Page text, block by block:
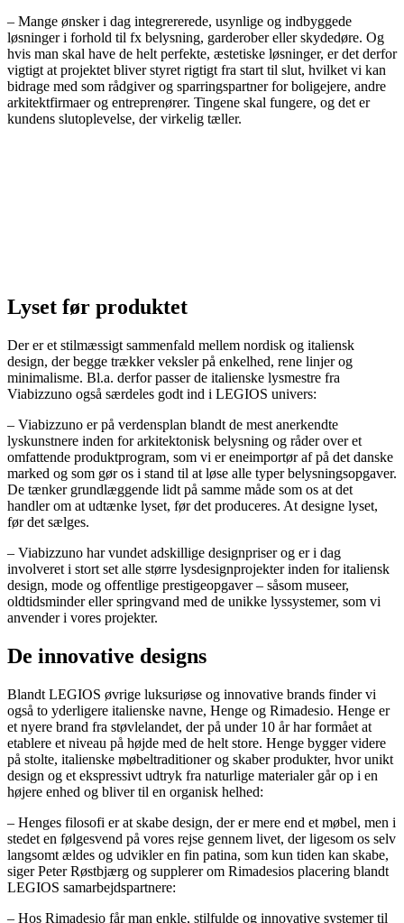
– Mange ønsker i dag integrererede, usynlige og indbyggede
løsninger i forhold til fx belysning, garderober eller skydedøre. Og
hvis man skal have de helt perfekte, æstetiske løsninger, er det derfor
vigtigt at projektet bliver styret rigtigt fra start til slut, hvilket vi kan
bidrage med som rådgiver og sparringspartner for boligejere, andre
arkitektfirmaer og entreprenører. Tingene skal fungere, og det er
kundens slutoplevelse, der virkelig tæller.
Lyset før produktet
Der er et stilmæssigt sammenfald mellem nordisk og italiensk
design, der begge trækker veksler på enkelhed, rene linjer og
minimalisme. Bl.a. derfor passer de italienske lysmestre fra
Viabizzuno også særdeles godt ind i LEGIOS univers:
– Viabizzuno er på verdensplan blandt de mest anerkendte
lyskunstnere inden for arkitektonisk belysning og råder over et
omfattende produktprogram, som vi er eneimportør af på det danske
marked og som gør os i stand til at løse alle typer belysningsopgaver.
De tænker grundlæggende lidt på samme måde som os at det
handler om at udtænke lyset, før det produceres. At designe lyset,
før det sælges.
– Viabizzuno har vundet adskillige designpriser og er i dag
involveret i stort set alle større lysdesignprojekter inden for italiensk
design, mode og offentlige prestigeopgaver – såsom museer,
oldtidsminder eller springvand med de unikke lyssystemer, som vi
anvender i vores projekter.
De innovative designs
Blandt LEGIOS øvrige luksuriøse og innovative brands finder vi
også to yderligere italienske navne, Henge og Rimadesio. Henge er
et nyere brand fra støvlelandet, der på under 10 år har formået at
etablere et niveau på højde med de helt store. Henge bygger videre
på stolte, italienske møbeltraditioner og skaber produkter, hvor unikt
design og et ekspressivt udtryk fra naturlige materialer går op i en
højere enhed og bliver til en organisk helhed:
– Henges filosofi er at skabe design, der er mere end et møbel, men i
stedet en følgesvend på vores rejse gennem livet, der ligesom os selv
langsomt ældes og udvikler en fin patina, som kun tiden kan skabe,
siger Peter Røstbjærg og supplerer om Rimadesios placering blandt
LEGIOS samarbejdspartnere:
– Hos Rimadesio får man enkle, stilfulde og innovative systemer til